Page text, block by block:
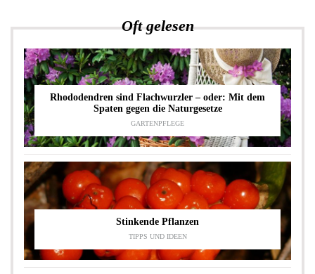
Oft gelesen
Rhododendren sind Flachwurzler – oder: Mit dem
Spaten gegen die Naturgesetze
GARTENPFLEGE
Stinkende Pflanzen
TIPPS UND IDEEN